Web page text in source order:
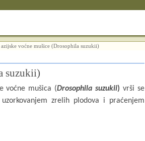
azijske voćne mušice (Drosophila suzukii)
suzukii)
voćne mušica (Drosophila suzukii) vrši se
zrelih plodova i praćenjem